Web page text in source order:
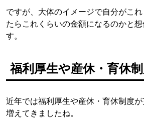
ですが、大体のイメージで自分がこ
たらこれくらいの金額になるのかと
す。
福利厚生や産休・育休
近年では福利厚生や産休・育休制度
増えてきましたね。